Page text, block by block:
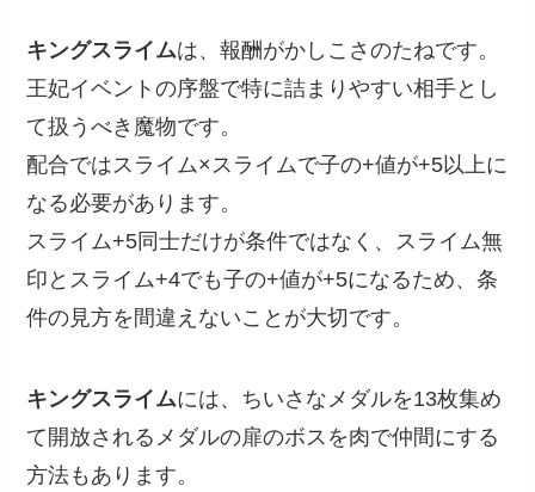
キングスライムは、報酬がかしこさのたねです。
王妃イベントの序盤で特に詰まりやすい相手とし
て扱うべき魔物です。
配合ではスライム×スライムで子の+値が+5以上に
なる必要があります。
スライム+5同士だけが条件ではなく、スライム無
印とスライム+4でも子の+値が+5になるため、条
件の見方を間違えないことが大切です。
キングスライムには、ちいさなメダルを13枚集め
て開放されるメダルの扉のボスを肉で仲間にする
方法もあります。